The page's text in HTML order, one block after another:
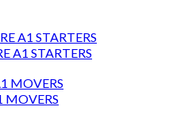
A1 STARTERS
A1 STARTERS
MOVERS
MOVERS